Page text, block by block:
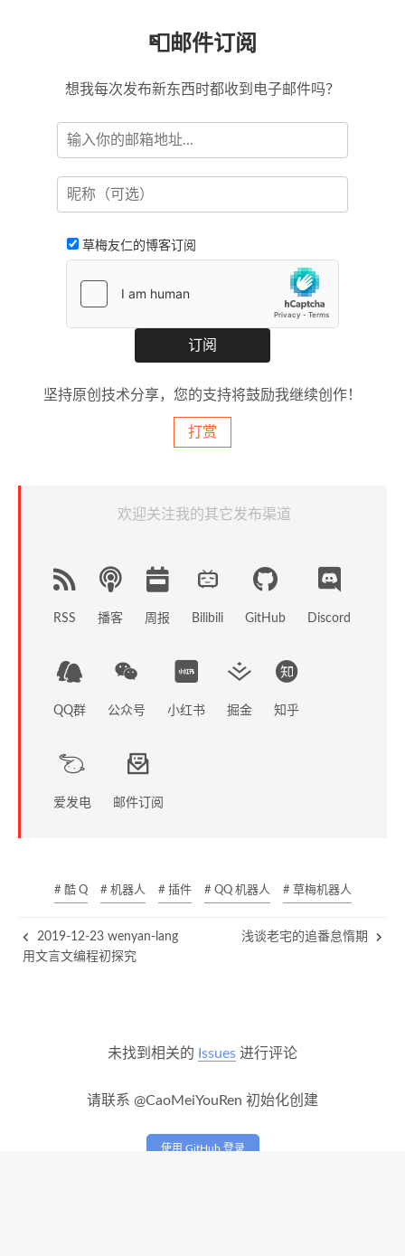
📮邮件订阅
想我每次发布新东西时都收到电子邮件吗？
草梅友仁的博客订阅
坚持原创技术分享，您的支持将鼓励我继续创作！
打赏
欢迎关注我的其它发布渠道
RSS 播客 周报 Bilibili GitHub Discord
QQ群 公众号 小红书 掘金 知乎
爱发电 邮件订阅
# 酷 Q # 机器人 # 插件 # QQ 机器人 # 草梅机器人
2019-12-23 wenyan-lang
用文言文编程初探究
浅谈老宅的追番怠惰期
未找到相关的 Issues 进行评论
请联系 @CaoMeiYouRen 初始化创建
使用 GitHub 登录